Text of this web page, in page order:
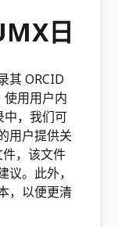
日
其 ORCID
使用用户内
中，我们可
用户提供关
，该文件
。此外，
，以便更清